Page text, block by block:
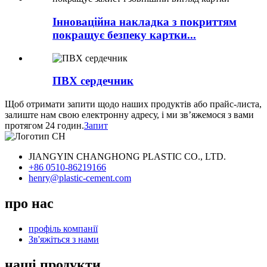
Інноваційна накладка з покриттям
покращує безпеку картки...
ПВХ сердечник
Щоб отримати запити щодо наших продуктів або прайс-листа,
залиште нам свою електронну адресу, і ми зв’яжемося з вами
протягом 24 годин.Запит
JIANGYIN CHANGHONG PLASTIC CO., LTD.
+86 0510-86219166
henry@plastic-cement.com
про нас
профіль компанії
Зв'яжіться з нами